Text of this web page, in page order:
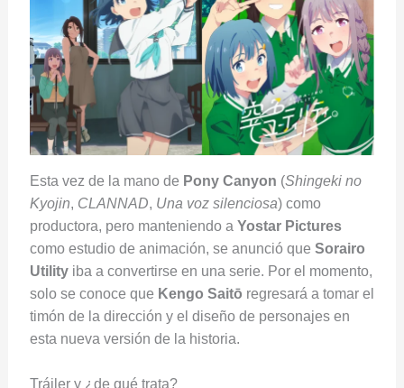
Esta vez de la mano de Pony Canyon (Shingeki no
Kyojin, CLANNAD, Una voz silenciosa) como
productora, pero manteniendo a Yostar Pictures
como estudio de animación, se anunció que Sorairo
Utilityiba a convertirse en una serie. Por el momento,
solo se conoce que Kengo Saitō regresará a tomar el
timón de la dirección y el diseño de personajes en
esta nueva versión de la historia.
Tráiler y ¿de qué trata?